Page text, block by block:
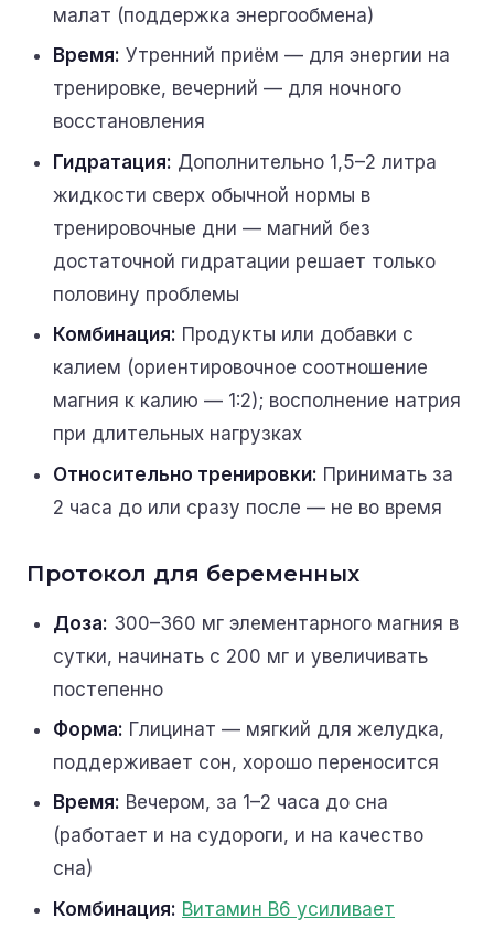
малат (поддержка энергообмена)
Время: Утренний приём — для энергии на
тренировке, вечерний — для ночного
восстановления
Гидратация: Дополнительно 1,5–2 литра
жидкости сверх обычной нормы в
тренировочные дни — магний без
достаточной гидратации решает только
половину проблемы
Комбинация: Продукты или добавки с
калием (ориентировочное соотношение
магния к калию — 1:2); восполнение натрия
при длительных нагрузках
Относительно тренировки: Принимать за
2 часа до или сразу после — не во время
Протокол для беременных
Доза: 300–360 мг элементарного магния в
сутки, начинать с 200 мг и увеличивать
постепенно
Форма: Глицинат — мягкий для желудка,
поддерживает сон, хорошо переносится
Время: Вечером, за 1–2 часа до сна
(работает и на судороги, и на качество
сна)
Комбинация: Витамин B6 усиливает